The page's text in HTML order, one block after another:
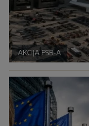
AKCIJA FSB-A